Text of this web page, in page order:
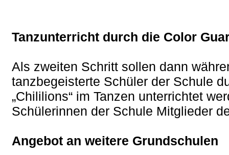
Tanzunterricht durch die Color
Als zweiten Schritt sollen dann
tanzbegeisterte Schüler der Schule
„Chililions“ im Tanzen unterrichtet
Schülerinnen der Schule Mitglieder
Angebot an weitere Grundschulen